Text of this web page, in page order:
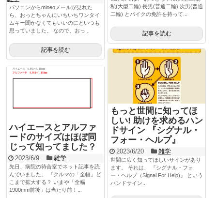
パソコンからmineoメールが見れた
ら、おっとちゃんにいちいちワンタイ
ムキー聞かなくてもいいのにといつも
思っていました。 なので、おっ...
記事を読む
私(大型二輪) 長男(普通二輪) 次男(普通
二輪) とバイクの免許を持って...
記事を読む
もっと世間に知ってほ
しい! 助けを求めるハン
ドサイン 『シグナル・
フォー・ヘルプ』
2023/6/20 雑学
世間に広く知ってほしいサインがあり
ます。 それは、 『シグナル・フォ
ー・ヘルプ（Signal For Help)』 という
ハンドサイン...
ハイエースとアルファ
ードのサイズはほぼ同
じって知ってました？
2023/6/9 雑学
先日、病院の待合室でネット記事を読
んでいました。 『クルマの「全幅」ど
こまで拡大する？ いまや「全幅
1900mm前後」は当たり前！...